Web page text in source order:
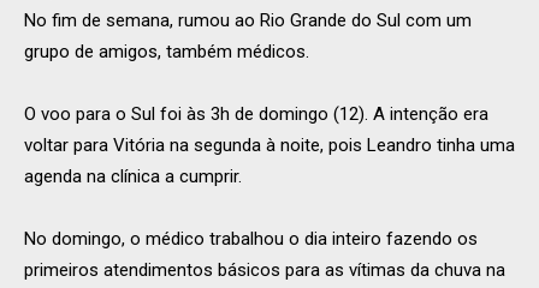
No fim de semana, rumou ao Rio Grande do Sul com um
grupo de amigos, também médicos.
O voo para o Sul foi às 3h de domingo (12). A intenção era
voltar para Vitória na segunda à noite, pois Leandro tinha uma
agenda na clínica a cumprir.
No domingo, o médico trabalhou o dia inteiro fazendo os
primeiros atendimentos básicos para as vítimas da chuva na